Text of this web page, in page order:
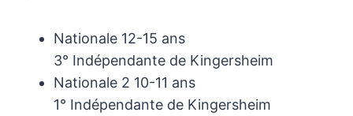
Nationale 12-15 ans
3° Indépendante de Kingersheim
Nationale 2 10-11 ans
1° Indépendante de Kingersheim